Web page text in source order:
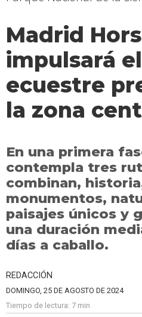
Madrid
impulsará
ecuestre
la zona
En una primera
contempla tres
combinan,
monumentos,
paisajes únicos y
una duración
días a caballo.
REDACCIÓN
DOMINGO, 25 DE AGOSTO DE 2024
Tiempo de lectura: 7 min